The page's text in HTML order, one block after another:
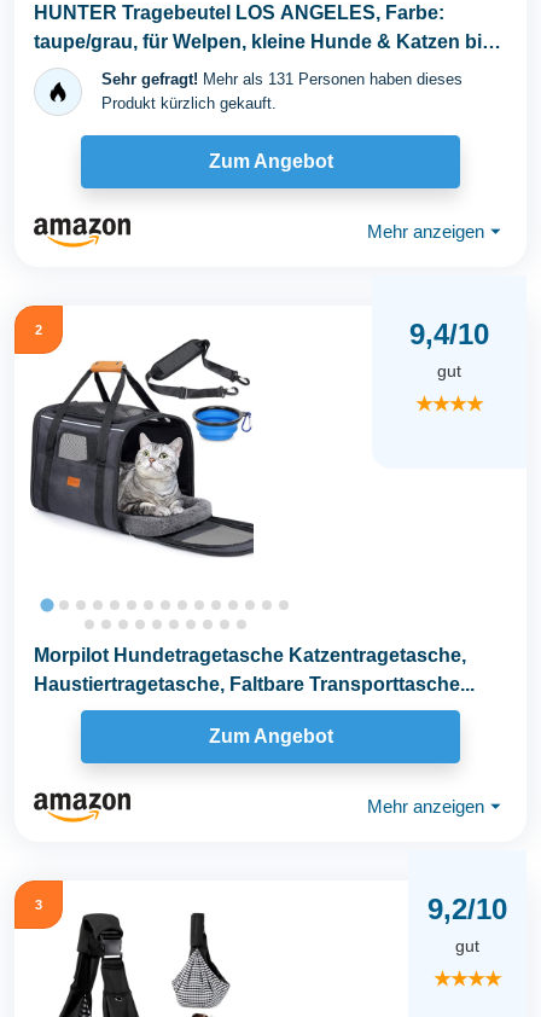
HUNTER Tragebeutel LOS ANGELES, Farbe:
taupe/grau, für Welpen, kleine Hunde & Katzen bis
8 kg...
Sehr gefragt! Mehr als 131 Personen haben dieses
Produkt kürzlich gekauft.
Zum Angebot
Mehr anzeigen ⏷
2 9,4/10
gut
★★★★
Morpilot Hundetragetasche Katzentragetasche,
Haustiertragetasche, Faltbare Transporttasche...
Zum Angebot
Mehr anzeigen ⏷
3 9,2/10
gut
★★★★